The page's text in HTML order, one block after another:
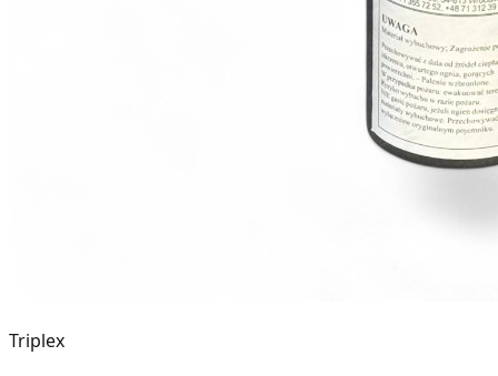
Triplex